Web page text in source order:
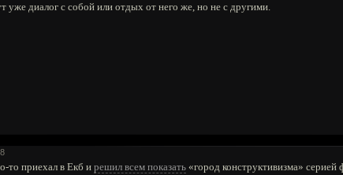
уже диалог с собой или отдых от него же, но не с другими.
то приехал в Екб и решил всем показать «город конструктивизма»